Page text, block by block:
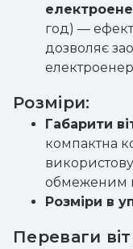
год) —
дозволяє
Розміри:
Габарити
компактна
обмеженим
Розміри в
Переваги